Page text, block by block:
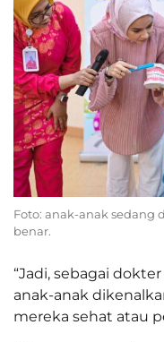
Foto: anak-anak
benar.
“Jadi, sebagai
anak-anak
mereka sehat atau